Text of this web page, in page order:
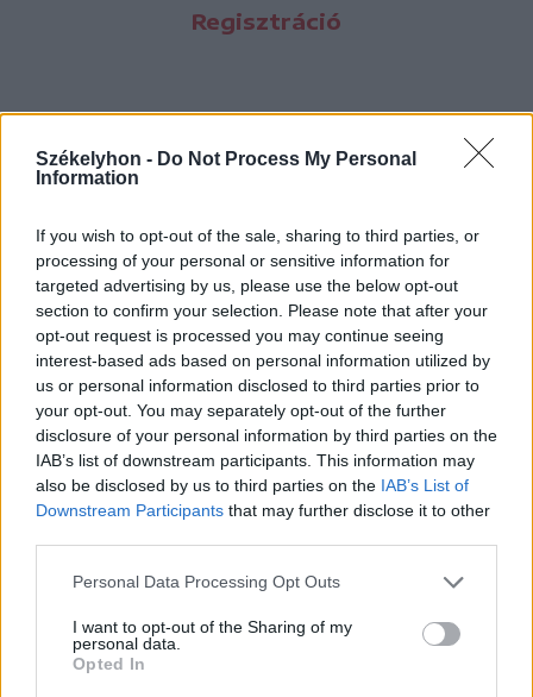
Székelyhon - Do Not Process My Personal
Information
If you wish to opt-out of the sale, sharing to third parties, or
processing of your personal or sensitive information for
targeted advertising by us, please use the below opt-out
section to confirm your selection. Please note that after your
opt-out request is processed you may continue seeing
interest-based ads based on personal information utilized by
us or personal information disclosed to third parties prior to
your opt-out. You may separately opt-out of the further
disclosure of your personal information by third parties on the
IAB’s list of downstream participants. This information may
also be disclosed by us to third parties on the IAB’s List of
Downstream Participants that may further disclose it to other
Personal Data Processing Opt Outs
I want to opt-out of the Sharing of my
personal data.
Opted In
Regisztráció
Hasznos
Impresszum
Szerzői jogok
Adatvédelmi tájékoztató
Cookie-kezelési tájékoztató
Hozzászólási szabályzat
Nyomtatott lapjaink archívuma
Székely Hírmondó archívuma